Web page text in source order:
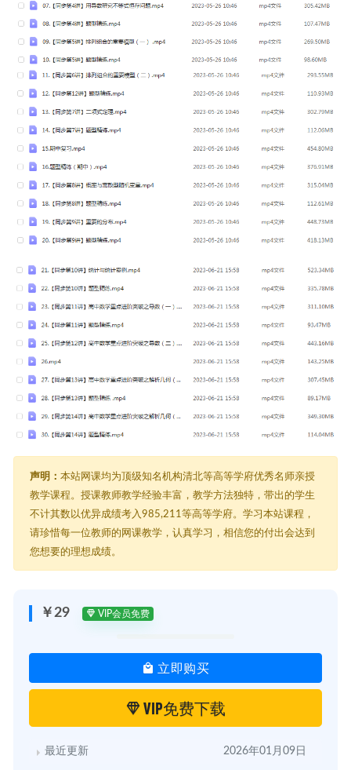
声明： 本站网课均为顶级知名机构清北等高等学府优秀名师亲授
教学课程。授课教师教学经验丰富，教学方法独特，带出的学生
不计其数以优异成绩考入985,211等高等学府。学习本站课程，
请珍惜每一位教师的网课教学，认真学习，相信您的付出会达到
您想要的理想成绩。
￥29 VIP会员免费
立即购买
VIP免费下载
最近更新 2026年01月09日